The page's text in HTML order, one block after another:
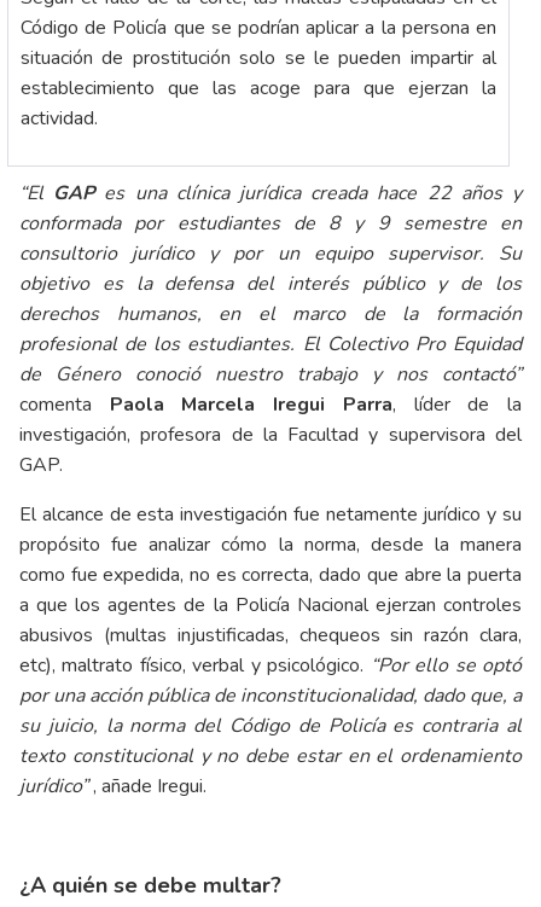
Código de Policía que se podrían aplicar a la persona en
situación de prostitución solo se le pueden impartir al
establecimiento que las acoge para que ejerzan la
actividad.
“El GAPes una clínica jurídica creada hace 22 años y
conformada por estudiantes de 8 y 9 semestre en
consultorio jurídico y por un equipo supervisor. Su
objetivo es la defensa del interés público y de los
derechos humanos, en el marco de la formación
profesional de los estudiantes. El Colectivo Pro Equidad
de Género conoció nuestro trabajo y nos contactó”
comenta Paola Marcela Iregui Parra, líder de la
investigación, profesora de la Facultad y supervisora del
GAP.
El alcance de esta investigación fue netamente jurídico y su
propósito fue analizar cómo la norma, desde la manera
como fue expedida, no es correcta, dado que abre la puerta
a que los agentes de la Policía Nacional ejerzan controles
abusivos (multas injustificadas, chequeos sin razón clara,
etc), maltrato físico, verbal y psicológico. “Por ello se optó
por una acción pública de inconstitucionalidad, dado que, a
su juicio, la norma del Código de Policía es contraria al
texto constitucional y no debe estar en el ordenamiento
jurídico”, añade Iregui.
¿A quién se debe multar?